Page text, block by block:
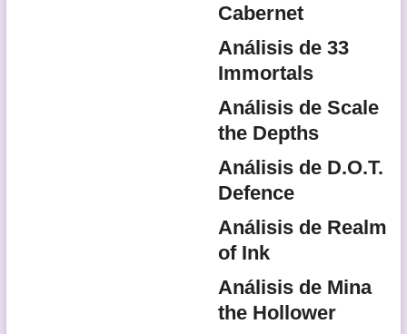
Cabernet
Análisis de 33
Immortals
Análisis de Scale
the Depths
Análisis de D.O.T.
Defence
Análisis de Realm
of Ink
Análisis de Mina
the Hollower